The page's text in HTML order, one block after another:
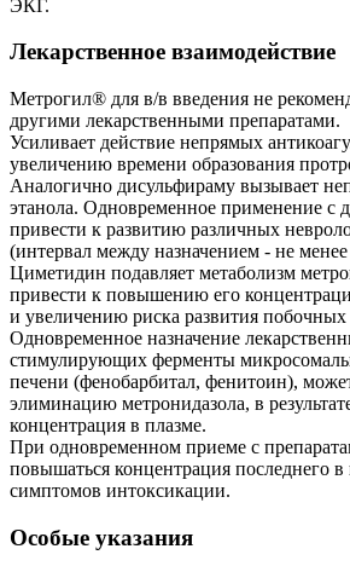
ЭКГ.
Лекарственное взаимодействие
Метрогил® для в/в введения не
другими лекарственными препаратами.
Усиливает действие непрямых
увеличению времени образования
Аналогично дисульфираму вызывает
этанола. Одновременное применение с
привести к развитию различных
(интервал между назначением - не
Циметидин подавляет метаболизм
привести к повышению его
и увеличению риска развития побочных
Одновременное назначение
стимулирующих ферменты
печени (фенобарбитал, фенитоин),
элиминацию метронидазола, в
концентрация в плазме.
При одновременном приеме с
повышаться концентрация последнего в
симптомов интоксикации.
Особые указания